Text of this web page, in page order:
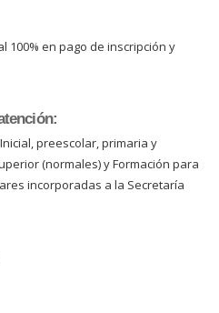
100% en pago de inscripción y
preescolar, primaria y
(normales) y Formación para
incorporadas a la Secretaría